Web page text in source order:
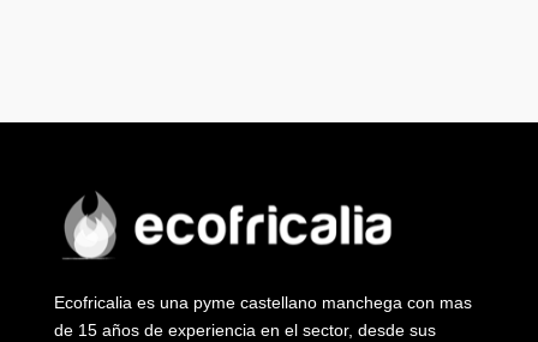
Ecofricalia es una pyme castellano manchega con mas
de 15 años de experiencia en el sector, desde sus